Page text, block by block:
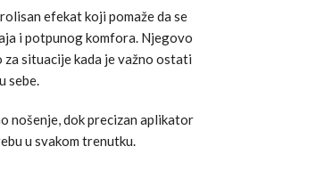
efekat koji pomaže da se
i potpunog komfora. Njegovo
situacije kada je važno ostati
sebe.
nošenje, dok precizan aplikator
u svakom trenutku.